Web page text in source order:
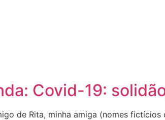
Covid-19:
de Rita, minha amiga (nomes